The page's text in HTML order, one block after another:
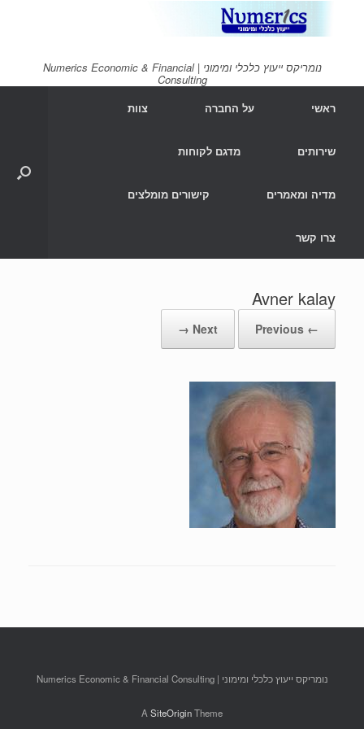
נומריקס ייעוץ כלכלי ומימוני | Numerics Economic & Financial
Consulting
ראשי
על החברה צוות
שירותים מדגם לקוחות
מדיה ומאמרים קישורים מומלצים
צרו קשר
Avner kalay
← Previous
Next →
נומריקס ייעוץ כלכלי ומימוני | Numerics Economic & Financial Consulting
A SiteOriginTheme